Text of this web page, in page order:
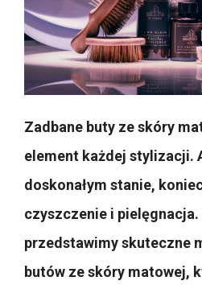
Zadbane buty ze skóry
element każdej stylizacji.
doskonałym stanie,
czyszczenie i
przedstawimy skuteczne
butów ze skóry matowej,